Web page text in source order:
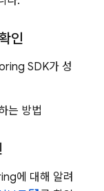
인
SDK가 성
는 방법
에 대해 알려